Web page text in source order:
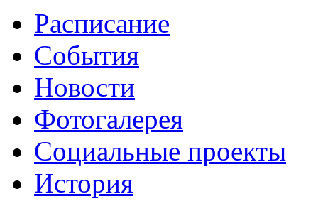
Расписание
События
Новости
Фотогалерея
Социальные проекты
История